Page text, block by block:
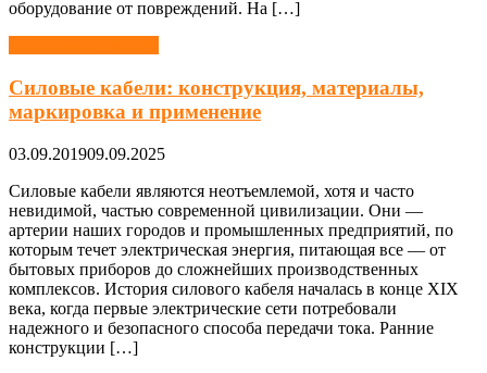
оборудование от повреждений. На […]
Силовые кабели: конструкция, материалы,
маркировка и применение
03.09.201909.09.2025
Силовые кабели являются неотъемлемой, хотя и часто
невидимой, частью современной цивилизации. Они —
артерии наших городов и промышленных предприятий, по
которым течет электрическая энергия, питающая все — от
бытовых приборов до сложнейших производственных
комплексов. История силового кабеля началась в конце XIX
века, когда первые электрические сети потребовали
надежного и безопасного способа передачи тока. Ранние
конструкции […]